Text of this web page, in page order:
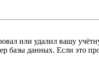
или удалил вашу
данных. Если это